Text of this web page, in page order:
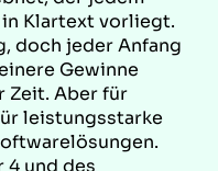
Klartext vorliegt.
doch jeder Anfang
Gewinne
Zeit. Aber für
leistungsstarke
4 und des